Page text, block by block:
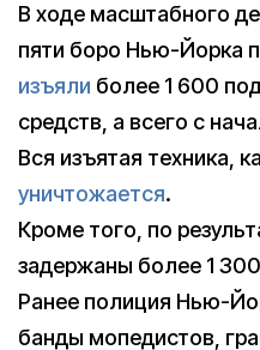
В ходе масштабного
пяти боро Нью-Йорка
изъяли более 1 600
средств, а всего с
Вся изъятая техника,
уничтожается.
Кроме того, по
задержаны более 1
Ранее полиция Нью-
банды мопедистов,